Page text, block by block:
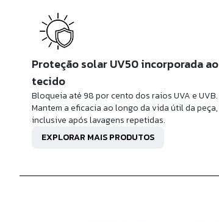
Proteção solar UV50 incorporada ao
tecido
Bloqueia até 98 por cento dos raios UVA e UVB.
Mantem a eficacia ao longo da vida útil da peça,
inclusive após lavagens repetidas.
EXPLORAR MAIS PRODUTOS